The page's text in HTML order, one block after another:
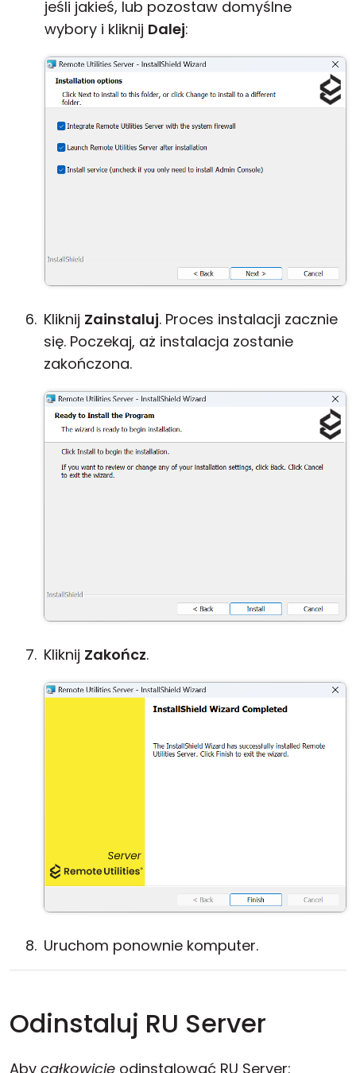
jeśli jakieś, lub pozostaw domyślne
wybory i kliknij Dalej:
Kliknij Zainstaluj. Proces instalacji zacznie
się. Poczekaj, aż instalacja zostanie
zakończona.
Kliknij Zakończ.
Uruchom ponownie komputer.
Odinstaluj RU Server
Aby całkowicie odinstalować RU Server: